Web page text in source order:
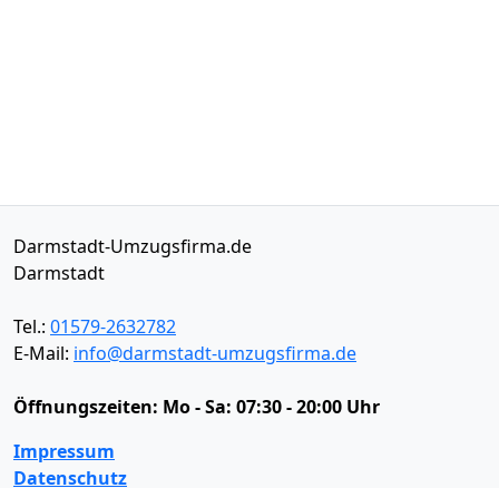
Darmstadt-Umzugsfirma.de
Darmstadt
Tel.: 01579-2632782
E-Mail: info@darmstadt-umzugsfirma.de
Öffnungszeiten: Mo - Sa: 07:30 - 20:00 Uhr
Impressum
Datenschutz